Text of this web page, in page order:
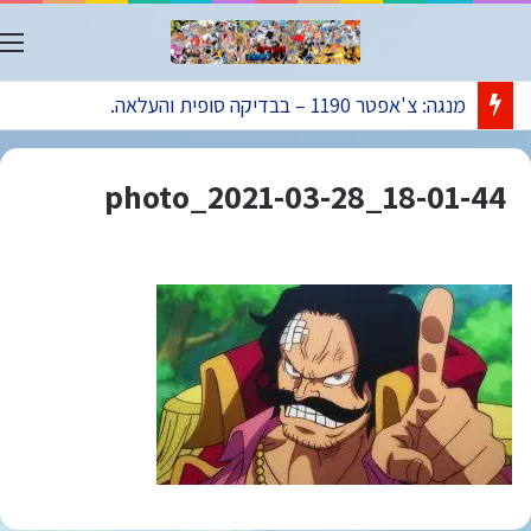
מנגה: צ'אפטר 1190 – בבדיקה סופית והעלאה.
photo_2021-03-28_18-01-44